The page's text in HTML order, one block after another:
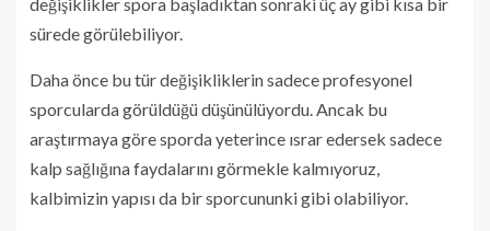
sürede görülebiliyor.
Daha önce bu tür değişikliklerin sadece profesyonel
sporcularda görüldüğü düşünülüyordu. Ancak bu
araştırmaya göre sporda yeterince ısrar edersek sadece
kalp sağlığına faydalarını görmekle kalmıyoruz,
kalbimizin yapısı da bir sporcununki gibi olabiliyor.